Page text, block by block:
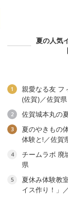
夏の人気
1
親愛なる友 フ
(佐賀)／佐賀県
2 佐賀城本丸の
3
夏のやきもの
体験と!／佐賀
4
チームラボ 廃
県
5
夏休み体験教
イス作り！」